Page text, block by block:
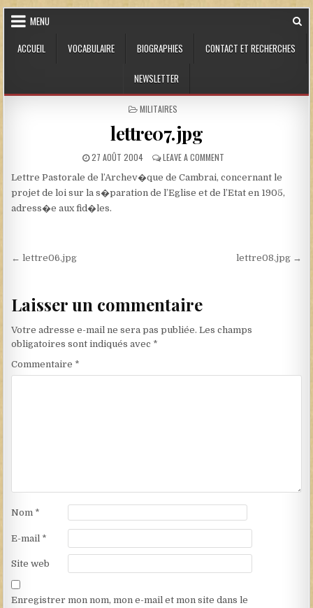
Skip to content
MENU
ACCUEIL
VOCABULAIRE BIOGRAPHIES CONTACT ET RECHERCHES
NEWSLETTER
POSTED IN
MILITAIRES
lettre07.jpg
PUBLISHED DATE:
27 AOÛT 2004 LEAVE A COMMENTON LETTRE07.JPG
Lettre Pastorale de l’Archev�que de Cambrai, concernant le
projet de loi sur la s�paration de l’Eglise et de l’Etat en 1905,
adress�e aux fid�les.
Navigation de l’article
← lettre06.jpg lettre08.jpg →
Laisser un commentaire
Votre adresse e-mail ne sera pas publiée. Les champs
obligatoires sont indiqués avec *
Commentaire *
Nom *
E-mail *
Site web
Enregistrer mon nom, mon e-mail et mon site dans le